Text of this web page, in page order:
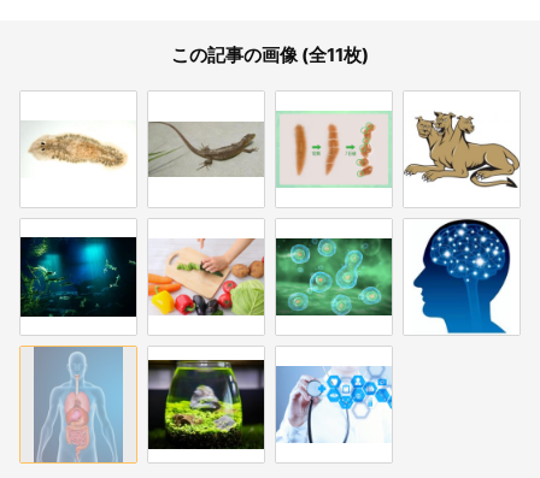
この記事の画像 (全11枚)